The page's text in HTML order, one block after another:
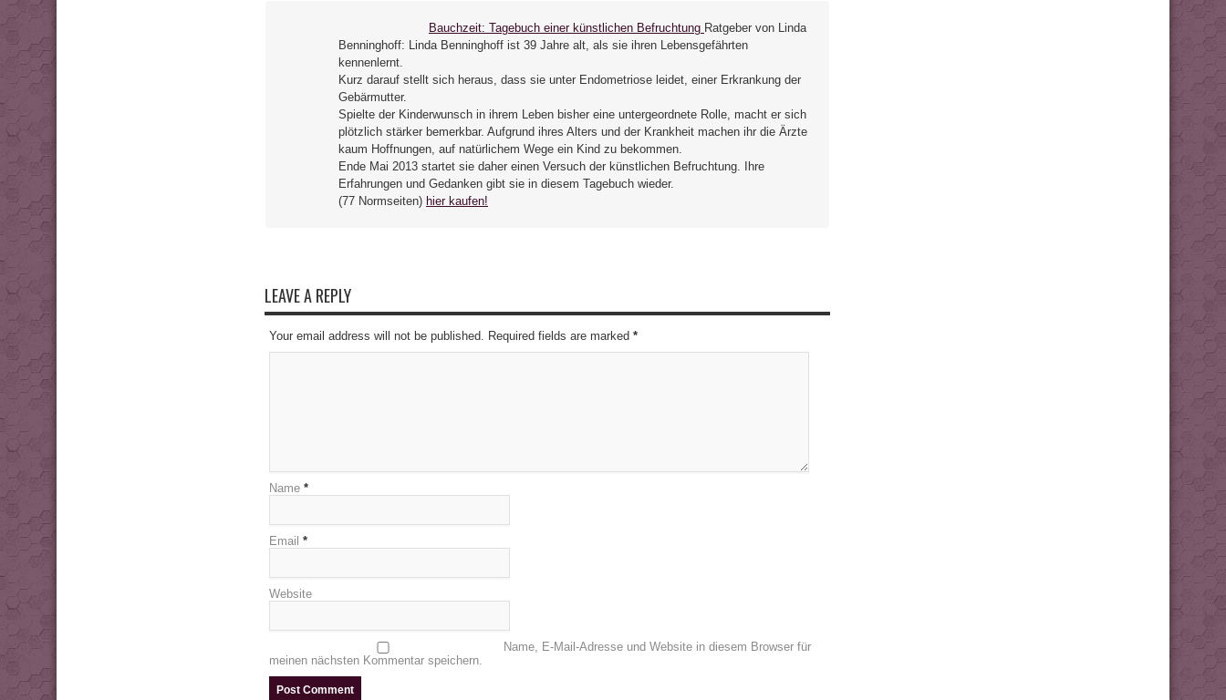
Bauchzeit: Tagebuch einer künstlichen Befruchtung Ratgeber von Linda
Benninghoff: Linda Benninghoff ist 39 Jahre alt, als sie ihren Lebensgefährten
kennenlernt.
Kurz darauf stellt sich heraus, dass sie unter Endometriose leidet, einer Erkrankung der
Gebärmutter.
Spielte der Kinderwunsch in ihrem Leben bisher eine untergeordnete Rolle, macht er sich
plötzlich stärker bemerkbar. Aufgrund ihres Alters und der Krankheit machen ihr die Ärzte
kaum Hoffnungen, auf natürlichem Wege ein Kind zu bekommen.
Ende Mai 2013 startet sie daher einen Versuch der künstlichen Befruchtung. Ihre
Erfahrungen und Gedanken gibt sie in diesem Tagebuch wieder.
(77 Normseiten) hier kaufen!
LEAVE A REPLY
Your email address will not be published. Required fields are marked *
Name *
Email *
Website
Name, E-Mail-Adresse und Website in diesem Browser für
meinen nächsten Kommentar speichern.